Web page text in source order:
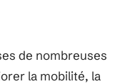
de nombreuses
la mobilité, la